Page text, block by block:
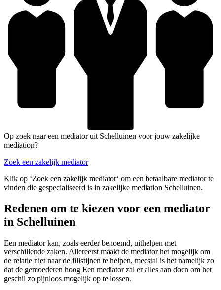
Op zoek naar een mediator uit Schelluinen voor jouw zakelijke
mediation?
Zoek een zakelijk mediator
Klik op ‘Zoek een zakelijk mediator‘ om een betaalbare mediator te
vinden die gespecialiseerd is in zakelijke mediation Schelluinen.
Redenen om te kiezen voor een mediator
in Schelluinen
Een mediator kan, zoals eerder benoemd, uithelpen met
verschillende zaken. Allereerst maakt de mediator het mogelijk om
de relatie niet naar de filistijnen te helpen, meestal is het namelijk zo
dat de gemoederen hoog Een mediator zal er alles aan doen om het
geschil zo pijnloos mogelijk op te lossen.